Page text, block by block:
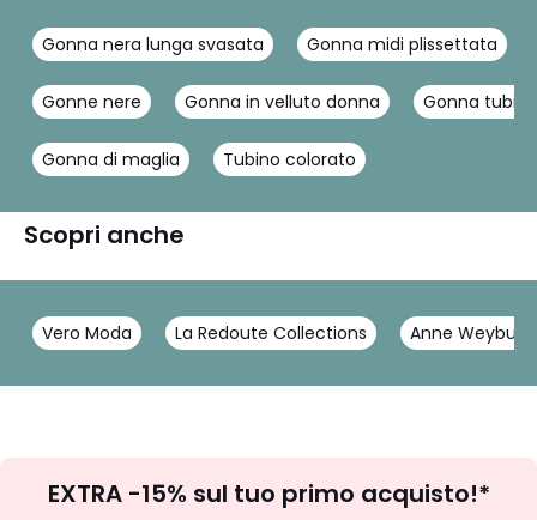
Gonna nera lunga svasata Gonna midi plissettata
Gonne nere Gonna in velluto donna Gonna
Gonna di maglia Tubino colorato
Scopri anche
Vero Moda La Redoute Collections Anne Weyburn
newsletter
EXTRA -15% sul tuo primo acquisto!*